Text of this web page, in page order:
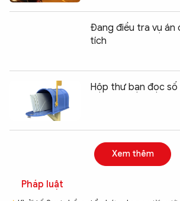
Đang điều tra vụ án
tích
Hộp thư bạn đọc số
Xem thêm
Pháp luật